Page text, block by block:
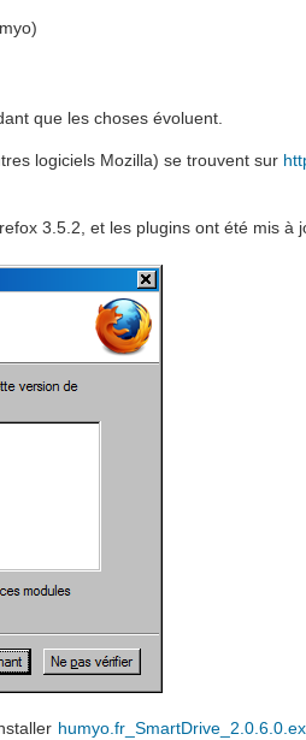
que les choses évoluent.
logiciels Mozilla) se trouvent sur
3.5.2, et les plugins ont été mis